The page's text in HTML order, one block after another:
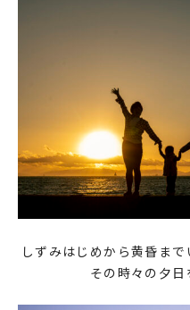
しずみはじめから黄昏ま
その時々の夕